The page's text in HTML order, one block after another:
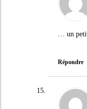
… un
Répondre